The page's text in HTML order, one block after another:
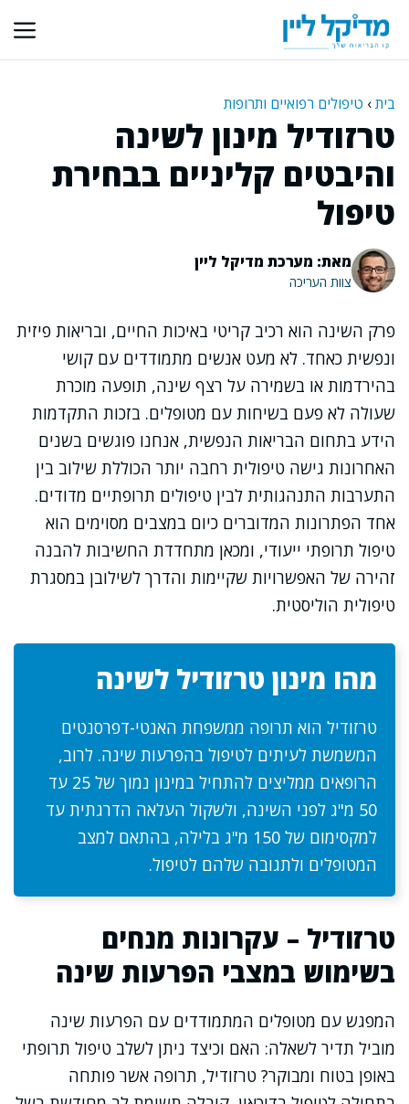
לתוכן
בית› טיפולים רפואיים ותרופות
טרזודיל מינון לשינה
והיבטים קליניים בבחירת
טיפול
מאת: מערכת מדיקל ליין
צוות העריכה
פרק השינה הוא רכיב קריטי באיכות החיים, ובריאות פיזית
ונפשית כאחד. לא מעט אנשים מתמודדים עם קושי
בהירדמות או בשמירה על רצף שינה, תופעה מוכרת
שעולה לא פעם בשיחות עם מטופלים. בזכות התקדמות
הידע בתחום הבריאות הנפשית, אנחנו פוגשים בשנים
האחרונות גישה טיפולית רחבה יותר הכוללת שילוב בין
התערבות התנהגותית לבין טיפולים תרופתיים מדודים.
אחד הפתרונות המדוברים כיום במצבים מסוימים הוא
טיפול תרופתי ייעודי, ומכאן מתחדדת החשיבות להבנה
זהירה של האפשרויות שקיימות והדרך לשילובן במסגרת
טיפולית הוליסטית.
מהו מינון טרזודיל לשינה
טרזודיל הוא תרופה ממשפחת האנטי-דפרסנטים
המשמשת לעיתים לטיפול בהפרעות שינה. לרוב,
הרופאים ממליצים להתחיל במינון נמוך של 25 עד
50 מ"ג לפני השינה, ולשקול העלאה הדרגתית עד
למקסימום של 150 מ"ג בלילה, בהתאם למצב
המטופלים ולתגובה שלהם לטיפול.
טרזודיל – עקרונות מנחים
בשימוש במצבי הפרעות שינה
המפגש עם מטופלים המתמודדים עם הפרעות שינה
מוביל תדיר לשאלה: האם וכיצד ניתן לשלב טיפול תרופתי
באופן בטוח ומבוקר? טרזודיל, תרופה אשר פותחה